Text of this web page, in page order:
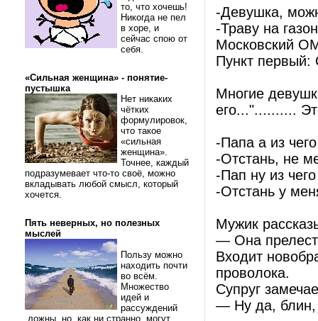
то, что хочешь!
Никогда не пел
в хоре, и
сейчас спою от
себя.
«Сильная женщина» - понятие-
пустышка
Нет никаких
чётких
формулировок,
что такое
«сильная
женщина».
Точнее, каждый
подразумевает что-то своё, можно
вкладывать любой смысл, который
хочется.
Пять неверных, но полезных
мыслей
Пользу можно
находить почти
во всём.
Множество
идей и
рассуждений
ложны, но, как ни странно, могут
-Девушка,
-Траву на
Московский
Пункт первый:
Многие
его..."..........
-Папа а из
-Отстань, не
-Пап ну из
-Отстань у
Мужик
— Она
Входит
проволока.
Супруг
— Ну да, блин,